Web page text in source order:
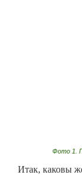
Фото 1.
Итак, каковы